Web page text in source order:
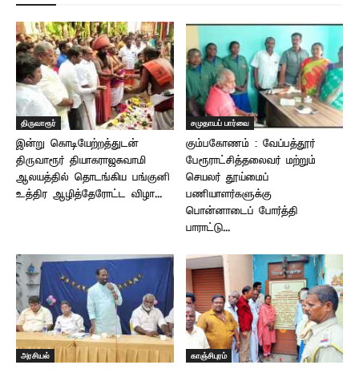
திருவாரூர்
இன்று கொடியேற்றத்துடன்
திருவாரூர் தியாகராஜசுவாமி
ஆலயத்தில் தொடங்கிய பங்குனி
உத்திர ஆழித்தேரோட்ட விழா...
சமுதாயப் பார்வை
கும்பகோணம் : வேப்பத்தூர்
பேரூராட்சித்தலைவர் மற்றும்
செயலர் தூய்மைப்
பணியாளர்களுக்கு
பொன்னாடைப் போர்த்தி
பாராட்டு...
அரசியல் காஞ்சிபுரம்